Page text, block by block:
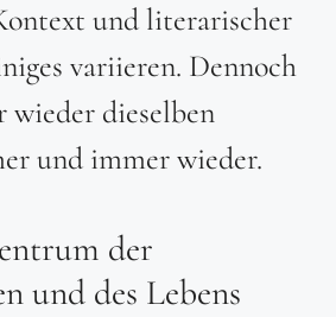
und literarischer
variieren. Dennoch
wieder dieselben
und immer wieder.
der
und des Lebens